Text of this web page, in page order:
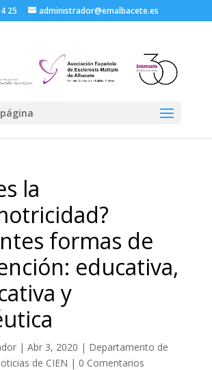
25 administrador@emalbacete.es
la
formas de
educativa,
y
| Abr 3, 2020 | Departamento de
de CIEN | 0 Comentarios